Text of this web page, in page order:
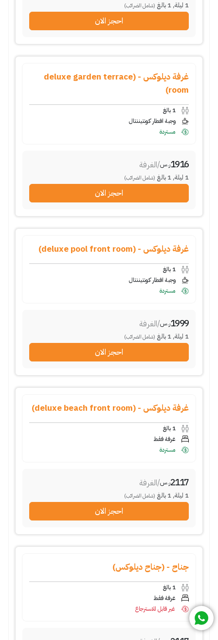
1 ليلة,
1 بالغ (شامل الضرائب)
احجز الان
غرفة ديلوكس - (deluxe garden terrace
room)
1 بالغ
وجبة افطار كونتيننتال
مستردة
1916ر.س/الغرفة
1 ليلة,
1 بالغ (شامل الضرائب)
احجز الان
غرفة ديلوكس - (deluxe pool front room)
1 بالغ
وجبة افطار كونتيننتال
مستردة
1999ر.س/الغرفة
1 ليلة,
1 بالغ (شامل الضرائب)
احجز الان
غرفة ديلوكس - (deluxe beach front room)
1 بالغ
غرفة فقط
مستردة
2117ر.س/الغرفة
1 ليلة,
1 بالغ (شامل الضرائب)
احجز الان
جناح - (جناح ديلوكس)
1 بالغ
غرفة فقط
غير قابل للاسترجاع